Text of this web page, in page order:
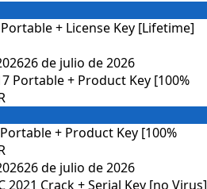
+ License Key [Lifetime]
26 de julio de 2026
+ Product Key [100%
26 de julio de 2026